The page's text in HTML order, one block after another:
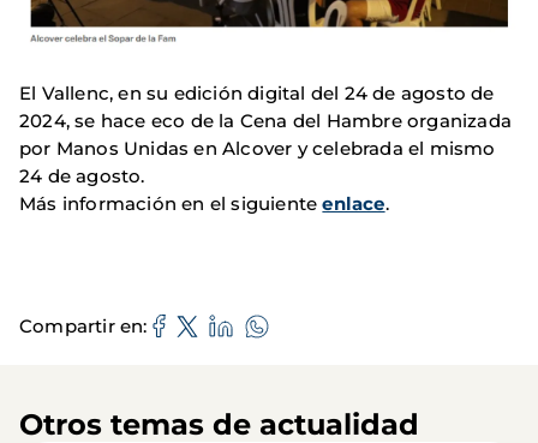
El Vallenc, en su edición digital del 24 de agosto de
2024, se hace eco de la Cena del Hambre organizada
por Manos Unidas en Alcover y celebrada el mismo
24 de agosto.
Más información en el siguienteenlace.
Compartir en
Otros temas de actualidad